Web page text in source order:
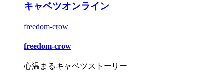
キャベツオンライン
freedom-crow
freedom-crow
心温まるキャベツストーリー